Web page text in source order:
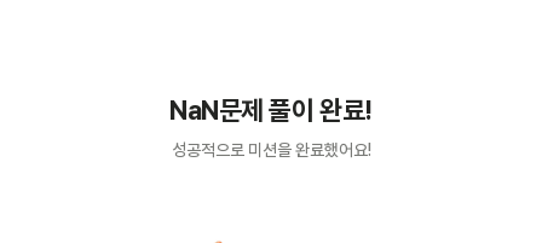
NaN문제 풀이 완료!
성공적으로 미션을 완료했어요!